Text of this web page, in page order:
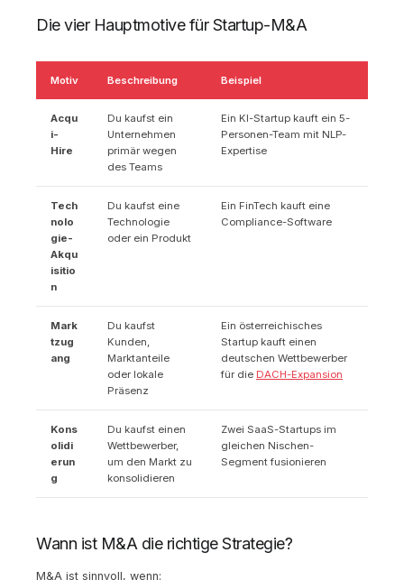
Die vier Hauptmotive für Startup-M&A
Motiv Beschreibung Beispiel
Acqu
i-
Hire
Du kaufst ein
Unternehmen
primär wegen
des Teams
Ein KI-Startup kauft ein 5-
Personen-Team mit NLP-
Expertise
Tech
nolo
gie-
Akqu
isitio
n
Du kaufst eine
Technologie
oder ein Produkt
Ein FinTech kauft eine
Compliance-Software
Mark
tzug
ang
Du kaufst
Kunden,
Marktanteile
oder lokale
Präsenz
Ein österreichisches
Startup kauft einen
deutschen Wettbewerber
für die DACH-Expansion
Kons
olidi
erun
g
Du kaufst einen
Wettbewerber,
um den Markt zu
konsolidieren
Zwei SaaS-Startups im
gleichen Nischen-
Segment fusionieren
Wann ist M&A die richtige Strategie?
M&A ist sinnvoll, wenn: